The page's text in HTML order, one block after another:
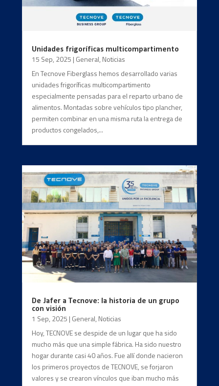
Unidades frigoríficas multicompartimento
15 Sep, 2025 | General, Noticias
En Tecnove Fiberglass hemos desarrollado varias
unidades frigoríficas multicompartimento
especialmente pensadas para el reparto urbano de
alimentos. Montadas sobre vehículos tipo plancher,
permiten combinar en una misma ruta la entrega de
productos congelados,...
De Jafer a Tecnove: la historia de un grupo
con visión
1 Sep, 2025 | General, Noticias
Hoy, TECNOVE se despide de un lugar que ha sido
mucho más que una simple fábrica. Ha sido nuestro
hogar durante casi 40 años. Fue allí donde nacieron
los primeros proyectos de TECNOVE, se forjaron
valores y se crearon vínculos que iban mucho más